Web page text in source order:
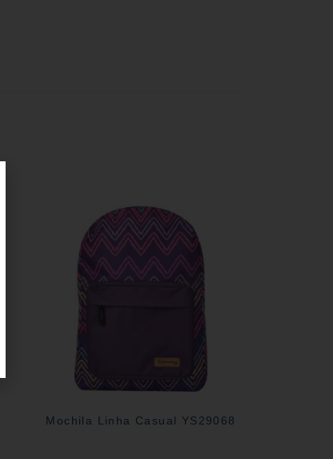
Mochila Linha Casual YS29068